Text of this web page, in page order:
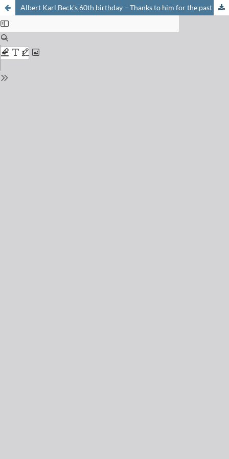
Albert Karl Beck's 60th birthday – Thanks to him for the past 40 years the Seebach group has kept functioning Albert Karl Beck wurde 60 – Fast nichts lief ohne ihn für 40 Jahre in der Arbeitsgruppe Seebach